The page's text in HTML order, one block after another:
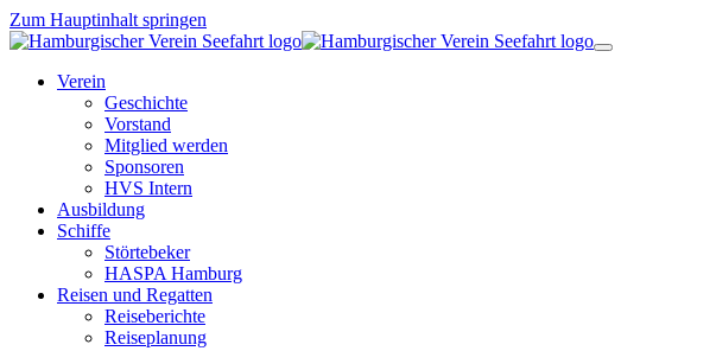
Zum Hauptinhalt springen
Verein
Geschichte
Vorstand
Mitglied werden
Sponsoren
HVS Intern
Ausbildung
Schiffe
Störtebeker
HASPA Hamburg
Reisen und Regatten
Reiseberichte
Reiseplanung